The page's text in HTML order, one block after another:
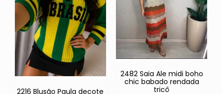
2216 Blusão Paula decote
2482 Saia Ale midi boho
chic babado rendada
tricô